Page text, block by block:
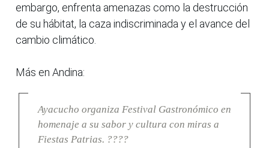
embargo, enfrenta amenazas como la destrucción
de su hábitat, la caza indiscriminada y el avance del
cambio climático.
Más en Andina:
Ayacucho organiza Festival Gastronómico en
homenaje a su sabor y cultura con miras a
Fiestas Patrias. ????